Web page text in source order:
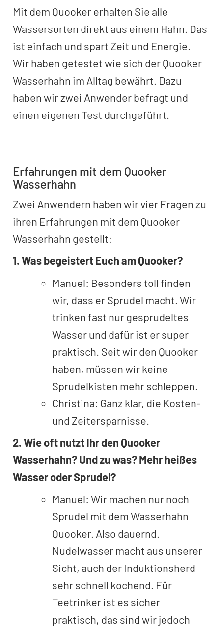
Mit dem Quooker erhalten Sie alle
Wassersorten direkt aus einem Hahn. Das
ist einfach und spart Zeit und Energie.
Wir haben getestet wie sich der Quooker
Wasserhahn im Alltag bewährt. Dazu
haben wir zwei Anwender befragt und
einen eigenen Test durchgeführt.
Erfahrungen mit dem Quooker
Wasserhahn
Zwei Anwendern haben wir vier Fragen zu
ihren Erfahrungen mit dem Quooker
Wasserhahn gestellt:
1. Was begeistert Euch am Quooker?
Manuel: Besonders toll finden
wir, dass er Sprudel macht. Wir
trinken fast nur gesprudeltes
Wasser und dafür ist er super
praktisch. Seit wir den Quooker
haben, müssen wir keine
Sprudelkisten mehr schleppen.
Christina: Ganz klar, die Kosten-
und Zeitersparnisse.
2. Wie oft nutzt Ihr den Quooker
Wasserhahn? Und zu was? Mehr heißes
Wasser oder Sprudel?
Manuel: Wir machen nur noch
Sprudel mit dem Wasserhahn
Quooker. Also dauernd.
Nudelwasser macht aus unserer
Sicht, auch der Induktionsherd
sehr schnell kochend. Für
Teetrinker ist es sicher
praktisch, das sind wir jedoch